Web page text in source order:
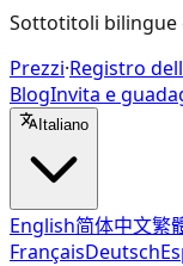
Sottotitoli bilingue
Prezzi·Registro
BlogInvita e
Italiano
English简体中文繁
FrançaisDeutsch